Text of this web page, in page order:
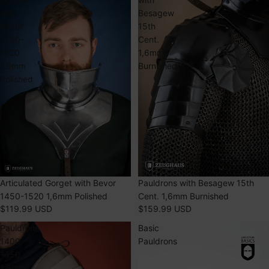
1,6mm
Polished
ÉPUISÉ
Articulated Gorget with Bevor
1450-1520 1,6mm Polished
$119.99 USD
Besagew
15th
Cent.
1,6mm
Burnished
ÉPUISÉ
Pauldrons with Besagew 15th
Cent. 1,6mm Burnished
$159.99 USD
Pauldrons
1400-
Basic
Pauldrons